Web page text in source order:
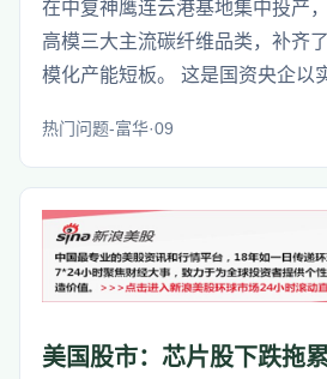
在中复神鹰连云港基地集中投产
高模三大主流碳纤维品类，补齐
模化产能短板。 这是国资央企以
热门问题-富华·09
美国股市：芯片股下跌拖